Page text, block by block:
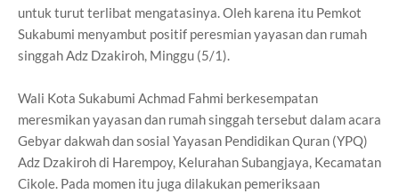
untuk turut terlibat mengatasinya. Oleh karena itu Pemkot
Sukabumi menyambut positif peresmian yayasan dan rumah
singgah Adz Dzakiroh, Minggu (5/1).
Wali Kota Sukabumi Achmad Fahmi berkesempatan
meresmikan yayasan dan rumah singgah tersebut dalam acara
Gebyar dakwah dan sosial Yayasan Pendidikan Quran (YPQ)
Adz Dzakiroh di Harempoy, Kelurahan Subangjaya, Kecamatan
Cikole. Pada momen itu juga dilakukan pemeriksaan